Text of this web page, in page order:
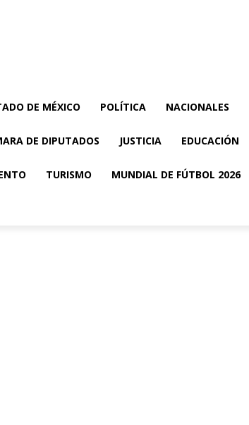
DE MÉXICO POLÍTICA NACIONALES
DE DIPUTADOS JUSTICIA EDUCACIÓN
TURISMO MUNDIAL DE FÚTBOL 2026